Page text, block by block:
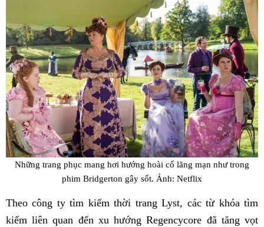
Những trang phục mang hơi hướng hoài cổ lãng mạn như trong
phim Bridgerton gây sốt. Ảnh: Netflix
Theo công ty tìm kiếm thời trang Lyst, các từ khóa tìm
kiếm liên quan đến xu hướng Regencycore đã tăng vọt